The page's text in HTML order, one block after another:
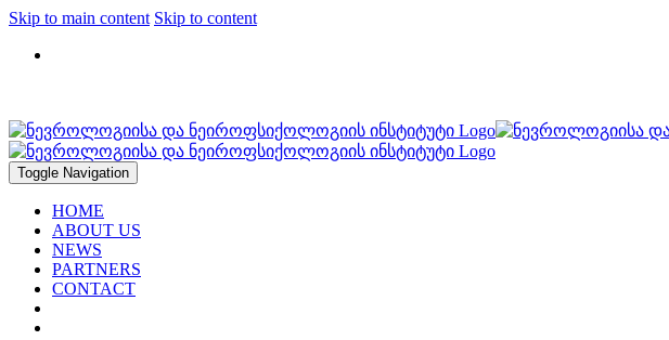
Skip to main content Skip to content
Toggle Navigation
HOME
ABOUT US
NEWS
PARTNERS
CONTACT